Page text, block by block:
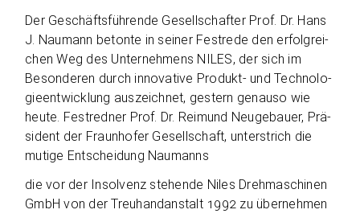
Der Geschäfts­füh­rende Gesell­schaf­ter Prof. Dr. Hans
J. Nau­mann betonte in sei­ner Fest­rede den erfolg­rei­
chen Weg des Unter­neh­mens NILES, der sich im
Beson­de­ren durch inno­va­tive Pro­dukt- und Tech­no­lo­
gie­ent­wick­lung aus­zeich­net, ges­tern genauso wie
heute. Fest­red­ner Prof. Dr. Rei­mund Neu­ge­bauer, Prä­
si­dent der Fraun­ho­fer Gesell­schaft, unter­strich die
mutige Ent­schei­dung Naumanns
die vor der Insol­venz ste­hende Niles Dreh­ma­schi­nen
GmbH von der Treu­hand­an­stalt 1992 zu übernehmen